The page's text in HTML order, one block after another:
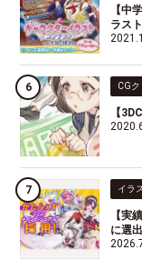
【中
ラス
CG
【
イラ
【実
に選出